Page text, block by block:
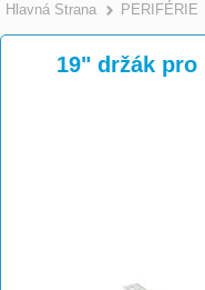
Hlavná Strana PERIFÉRIE
19" držák pro